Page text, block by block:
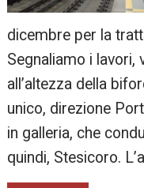
dicembre per la
Segnaliamo i lavori,
all’altezza della
unico, direzione
in galleria, che
quindi, Stesicoro.